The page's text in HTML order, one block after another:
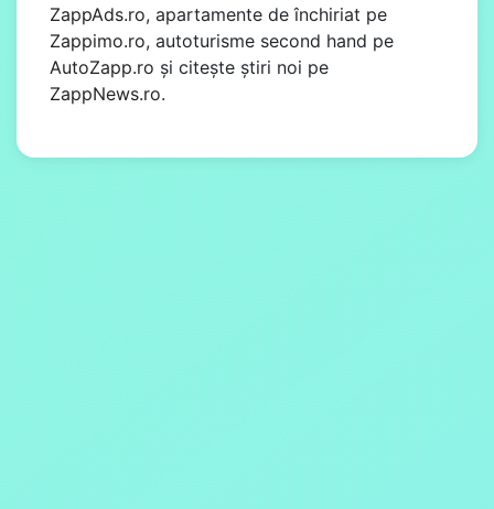
ZappAds.ro, apartamente de închiriat pe
Zappimo.ro, autoturisme second hand pe
AutoZapp.ro și citește știri noi pe
ZappNews.ro.